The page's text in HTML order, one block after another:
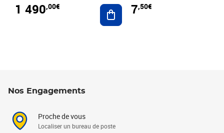
1 490,00€ Ajouter au panier
7,50€
Nos Engagements
Proche de vous
Localiser un bureau de poste